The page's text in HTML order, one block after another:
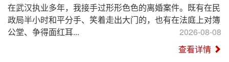
在武汉执业多年，我接手过形形色色的离婚案件。既有在民
政局半小时和平分手、笑着走出大门的，也有在法庭上对簿
公堂、争得面红耳...
2026-08-08
查看详情